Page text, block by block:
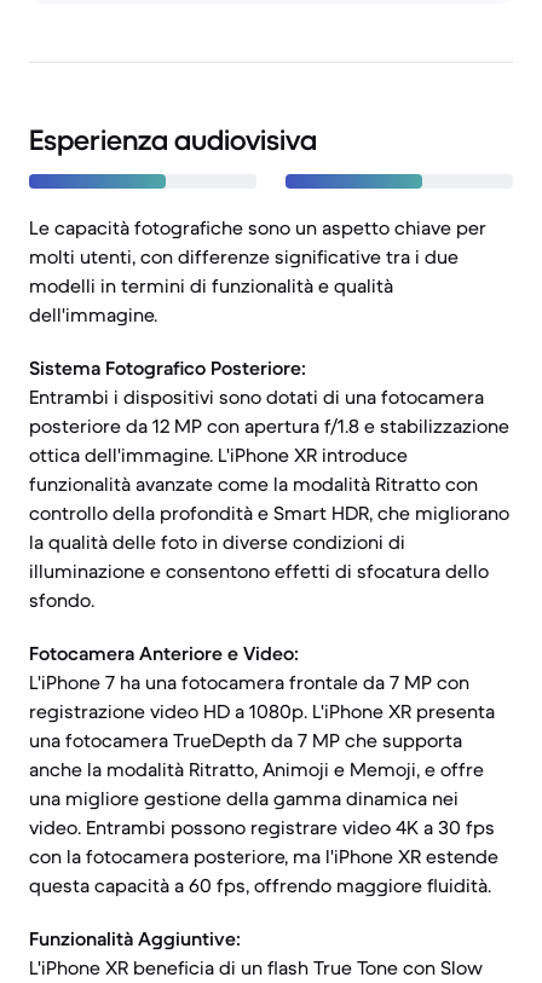
Esperienza audiovisiva
Le capacità fotografiche sono un aspetto chiave per
molti utenti, con differenze significative tra i due
modelli in termini di funzionalità e qualità
dell'immagine.
Sistema Fotografico Posteriore:
Entrambi i dispositivi sono dotati di una fotocamera
posteriore da 12 MP con apertura f/1.8 e stabilizzazione
ottica dell'immagine. L'iPhone XR introduce
funzionalità avanzate come la modalità Ritratto con
controllo della profondità e Smart HDR, che migliorano
la qualità delle foto in diverse condizioni di
illuminazione e consentono effetti di sfocatura dello
sfondo.
Fotocamera Anteriore e Video:
L'iPhone 7 ha una fotocamera frontale da 7 MP con
registrazione video HD a 1080p. L'iPhone XR presenta
una fotocamera TrueDepth da 7 MP che supporta
anche la modalità Ritratto, Animoji e Memoji, e offre
una migliore gestione della gamma dinamica nei
video. Entrambi possono registrare video 4K a 30 fps
con la fotocamera posteriore, ma l'iPhone XR estende
questa capacità a 60 fps, offrendo maggiore fluidità.
Funzionalità Aggiuntive:
L'iPhone XR beneficia di un flash True Tone con Slow